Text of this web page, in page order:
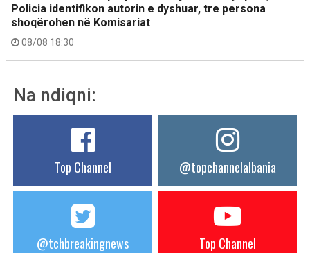
Policia identifikon autorin e dyshuar, tre persona
shoqërohen në Komisariat
08/08 18:30
Na ndiqni:
Top Channel @topchannelalbania
@tchbreakingnews Top Channel